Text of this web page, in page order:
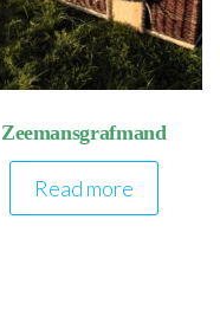
Zeemansgrafmand
Read more